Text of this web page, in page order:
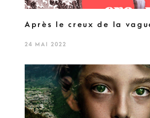
Après le creux de la
24 MAI 2022